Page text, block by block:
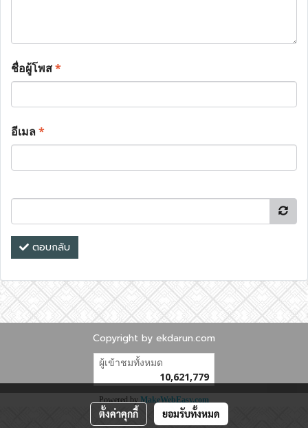
ชื่อผู้โพส*
อีเมล*
ตอบกลับ
Copyright by ekdarun.com
ผู้เข้าชมทั้งหมด
10,621,779
Powered byMakeWebEasy.com
ตั้งค่าคุกกี้ ยอมรับทั้งหมด